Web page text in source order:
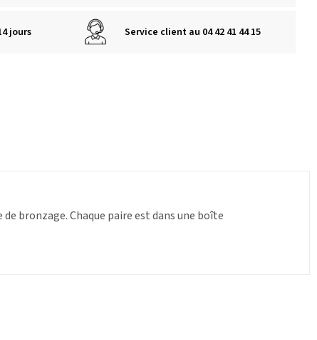
jours Service client au 04 42 41 44 15
bronzage. Chaque paire est dans une boîte